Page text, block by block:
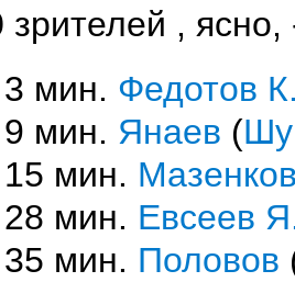
зрителей , ясно,
мин. Федотов
мин. Янаев (
мин.
мин. Евсеев
мин. Половов